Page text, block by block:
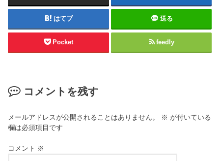
はてブ 送る
Pocket feedly
コメントを残す
メールアドレスが公開されることはありません。 ※ が付いている
欄は必須項目です
コメント ※